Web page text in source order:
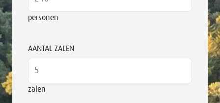
personen
AANTAL ZALEN
zalen